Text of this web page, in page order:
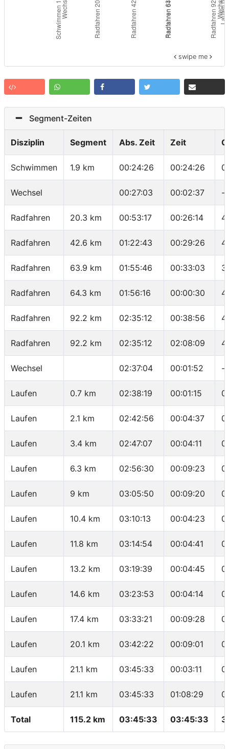
swipe me
Segment-Zeiten
Disziplin Segment Abs. Zeit Zeit
Schwimmen 1.9 km 00:24:26 00:24:26
Wechsel 00:27:03 00:02:37 -
Radfahren 20.3 km 00:53:17 00:26:14
Radfahren 42.6 km 01:22:43 00:29:26
Radfahren 63.9 km 01:55:46 00:33:03
Radfahren 64.3 km 01:56:16 00:00:30
Radfahren 92.2 km 02:35:12 00:38:56
Radfahren 92.2 km 02:35:12 02:08:09
Wechsel 02:37:04 00:01:52 -
Laufen 0.7 km 02:38:19 00:01:15
Laufen 2.1 km 02:42:56 00:04:37
Laufen 3.4 km 02:47:07 00:04:11
Laufen 6.3 km 02:56:30 00:09:23
Laufen 9 km 03:05:50 00:09:20
Laufen 10.4 km 03:10:13 00:04:23
Laufen 11.8 km 03:14:54 00:04:41
Laufen 13.2 km 03:19:39 00:04:45
Laufen 14.6 km 03:23:53 00:04:14
Laufen 17.4 km 03:33:21 00:09:28
Laufen 20.1 km 03:42:22 00:09:01
Laufen 21.1 km 03:45:33 00:03:11
Laufen 21.1 km 03:45:33 01:08:29
Total 115.2 km 03:45:33 03:45:33